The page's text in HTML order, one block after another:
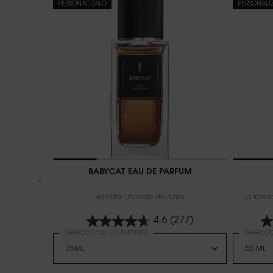
PERSONALÍZALO
BABYCAT EAU DE PARFUM
Vainilla - Acorde de Ante
4.6 (277)
Seleccionar un formato
La
La